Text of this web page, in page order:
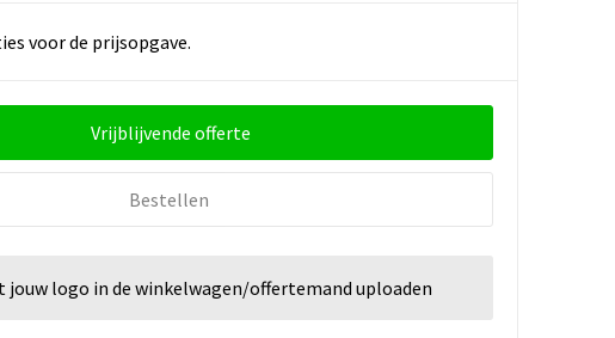
voor de prijsopgave.
Vrijblijvende offerte
Bestellen
jouw logo in de winkelwagen/offertemand uploaden